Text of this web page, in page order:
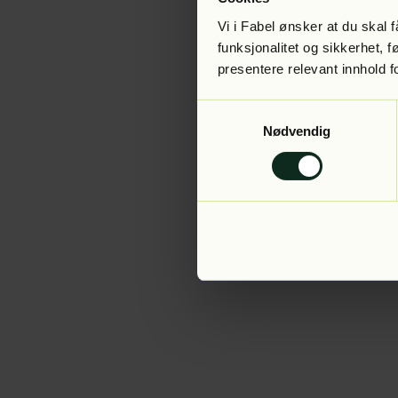
Vi i Fabel ønsker at du skal
funksjonalitet og sikkerhet,
presentere relevant innhold
Nødvendig
Application